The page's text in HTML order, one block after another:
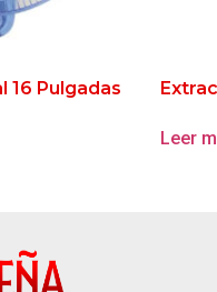
16 Pulgadas
Leer